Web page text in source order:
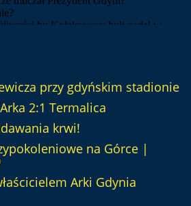
przy gdyńskim stadionie
2:1 Termalica
krwi!
na Górce |
Arki Gdynia